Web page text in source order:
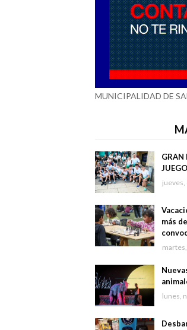
MUNICIPALIDAD DE
GRAN
jueves,
más
lunes,